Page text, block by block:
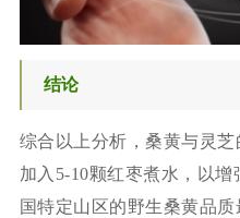
结论
综合以上分析，桑黄与灵
加入5-10颗红枣煮水，以
国特定山区的野生桑黄品